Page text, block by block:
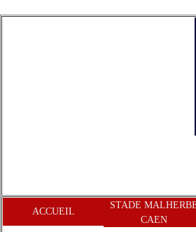
ACCUEIL
STADE
CAEN